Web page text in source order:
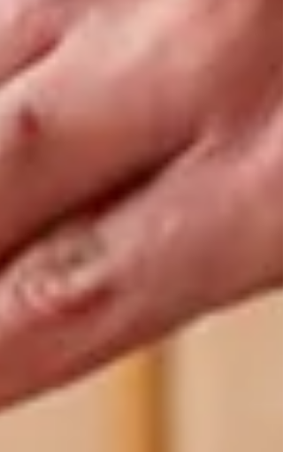
שתשפיע על איכות החיים שלהם בצורה רחבה
- על רמות האנרגיה, מצב הרוח, איכות השינה,
רמות הסטרס והחיבור האנושי. השינוי הזה הוא
ממהפכה עולמית שמחברת בין עולם הכושר,
המוח, הפסיכולוגיה ועולם הוולנס. לפי Global
Wellness Inst